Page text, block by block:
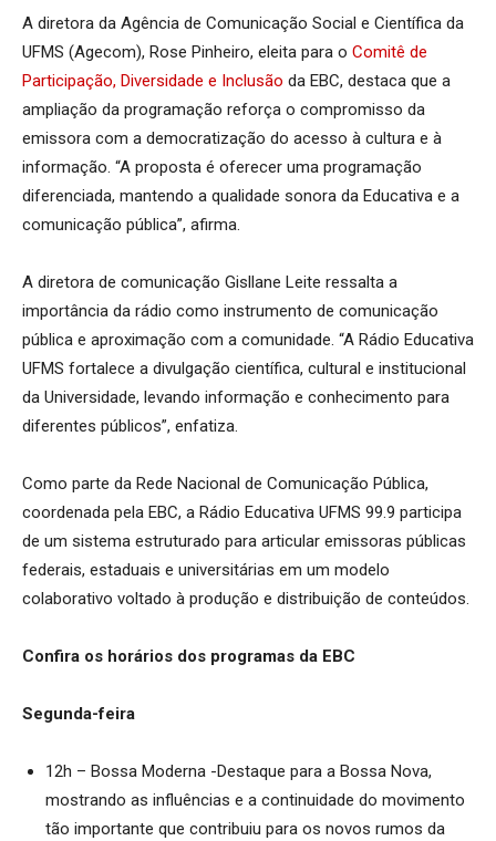
A diretora da Agência de Comunicação Social e Científica da
UFMS (Agecom), Rose Pinheiro, eleita para o Comitê de
Participação, Diversidade e Inclusão da EBC, destaca que a
ampliação da programação reforça o compromisso da
emissora com a democratização do acesso à cultura e à
informação. “A proposta é oferecer uma programação
diferenciada, mantendo a qualidade sonora da Educativa e a
comunicação pública”, afirma.
A diretora de comunicação Gisllane Leite ressalta a
importância da rádio como instrumento de comunicação
pública e aproximação com a comunidade. “A Rádio Educativa
UFMS fortalece a divulgação científica, cultural e institucional
da Universidade, levando informação e conhecimento para
diferentes públicos”, enfatiza.
Como parte da Rede Nacional de Comunicação Pública,
coordenada pela EBC, a Rádio Educativa UFMS 99.9 participa
de um sistema estruturado para articular emissoras públicas
federais, estaduais e universitárias em um modelo
colaborativo voltado à produção e distribuição de conteúdos.
Confira os horários dos programas da EBC
Segunda-feira
12h – Bossa Moderna -Destaque para a Bossa Nova,
mostrando as influências e a continuidade do movimento
tão importante que contribuiu para os novos rumos da